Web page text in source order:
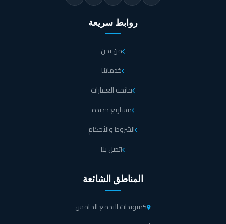
روابط سريعة
من نحن
خدماتنا
قائمة العقارات
مشاريع جديدة
الشروط والأحكام
اتصل بنا
المناطق الشائعة
كمبوندات التجمع الخامس